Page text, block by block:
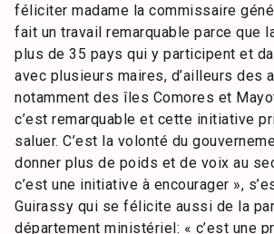
féliciter madame la commissaire
fait un travail remarquable parce que
plus de 35 pays qui y participent et
avec plusieurs maires, d’ailleurs des
notamment des îles Comores et
c’est remarquable et cette initiative
saluer. C’est la volonté du
donner plus de poids et de voix au
c’est une initiative à encourager »,
Guirassy qui se félicite aussi de la
département ministériel: « c’est une